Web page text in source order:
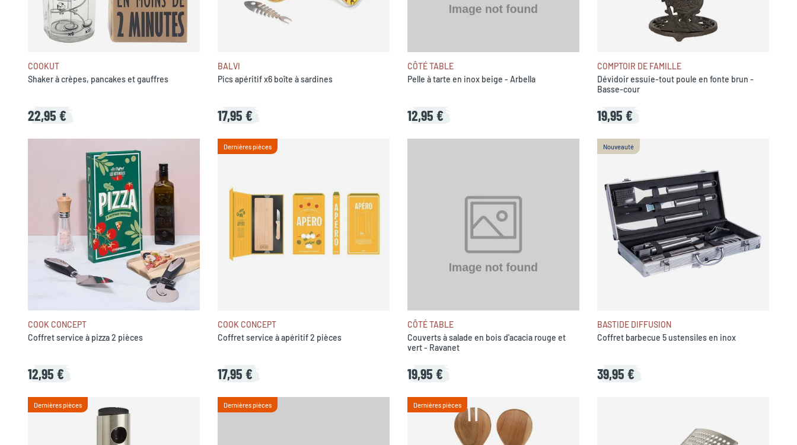
COOKUT
Shaker à crèpes, pancakes et gauffres
22,95 €
BALVI
Pics apéritif x6 boîte à sardines
17,95 €
CÔTÉ TABLE
Pelle à tarte en inox beige - Arbella
12,95 €
COMPTOIR DE FAMILLE
Dévidoir essuie-tout poule en fonte brun -
Basse-cour
19,95 €
COOK CONCEPT
Coffret service à pizza 2 pièces
12,95 €
Dernières pièces
COOK CONCEPT
Coffret service à apéritif 2 pièces
17,95 €
CÔTÉ TABLE
Couverts à salade en bois d'acacia rouge et
vert - Ravanet
19,95 €
Nouveauté
BASTIDE DIFFUSION
Coffret barbecue 5 ustensiles en inox
39,95 €
Dernières pièces Dernières pièces Dernières pièces